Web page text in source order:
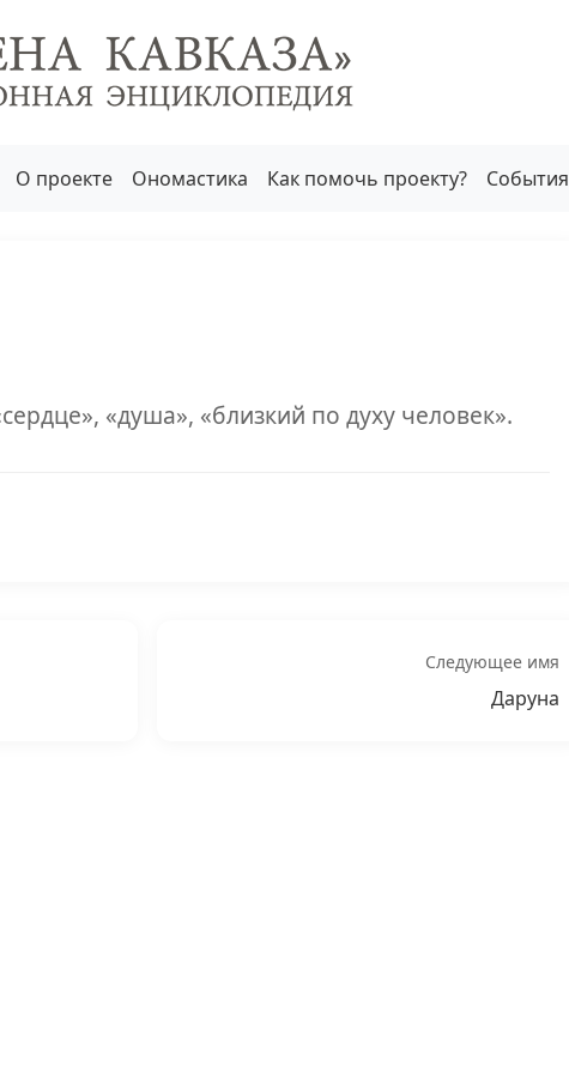
О проекте Ономастика Как помочь проекту? События
«душа», «близкий по духу человек».
Следующее имя
Даруна